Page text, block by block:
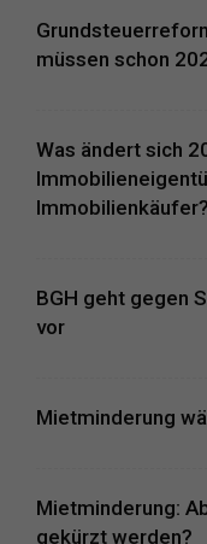
müssen schon
Was ändert sich
Immobilienkäufer?
BGH geht gegen
vor
Mietminderung
Mietminderung:
gekürzt werden?